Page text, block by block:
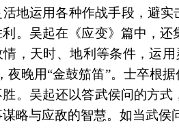
活地运用各种作战手段，避
。吴起在《应变》篇中，
情，天时、地利等条件，运
夜晚用“金鼓笳笛”。士卒根
。吴起还以答武侯问的方
略与应敌的智慧。如当武侯